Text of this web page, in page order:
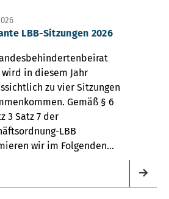
LBB-Sitzungen 2026
wird in diesem Jahr
zu vier Sitzungen
Gemäß § 6
3 Satz 7 der
LBB
wir im Folgenden